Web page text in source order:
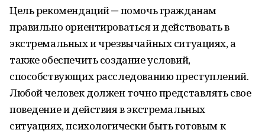
Цель рекомендаций ─ помочь гражданам
правильно ориентироваться и действовать в
экстремальных и чрезвычайных ситуациях, а
также обеспечить создание условий,
способствующих расследованию преступлений.
Любой человек должен точно представлять свое
поведение и действия в экстремальных
ситуациях, психологически быть готовым к